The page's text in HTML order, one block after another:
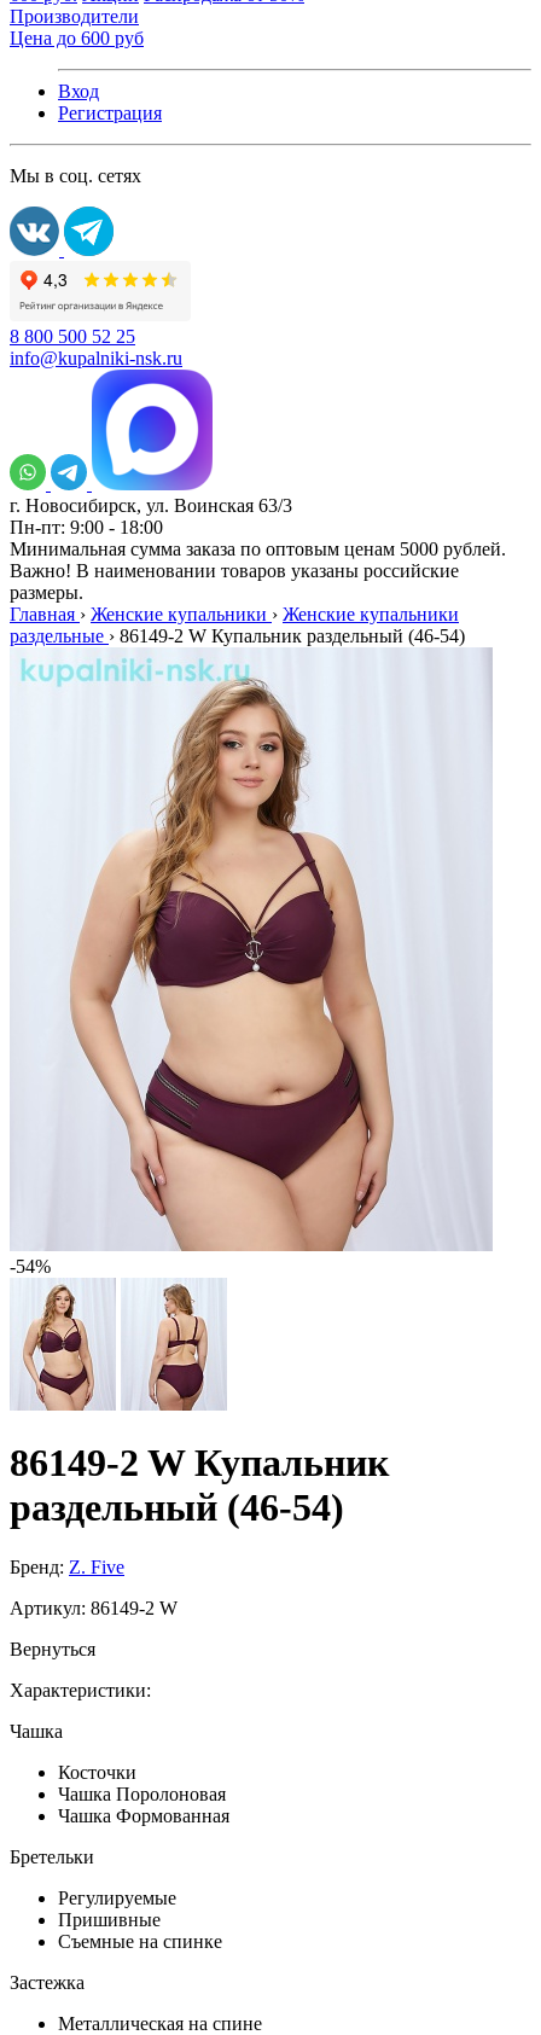
Производители
Цена до 600 руб
Вход
Регистрация
Мы в соц. сетях
8 800 500 52 25
info@kupalniki-nsk.ru
г. Новосибирск, ул. Воинская 63/3
Пн-пт: 9:00 - 18:00
Минимальная сумма заказа по оптовым ценам 5000 рублей.
Важно! В наименовании товаров указаны российские
размеры.
Главная › Женские купальники › Женские купальники
раздельные › 86149-2 W Купальник раздельный (46-54)
-54%
86149-2 W Купальник
раздельный (46-54)
Бренд: Z. Five
Артикул: 86149-2 W
Вернуться
Характеристики:
Чашка
Косточки
Чашка Поролоновая
Чашка Формованная
Бретельки
Регулируемые
Пришивные
Съемные на спинке
Застежка
Металлическая на спине